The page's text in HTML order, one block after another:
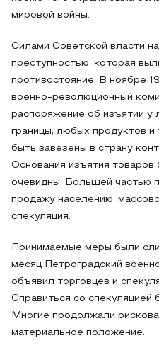
мировой войны.
Силами Советской власти
преступностью, которая
противостояние. В ноябре
военно-революционный
распоряжение об изъятии у
границы, любых продуктов и
быть завезены в страну
Основания изъятия
очевидны. Большей частью
продажу населению,
спекуляция.
Принимаемые меры были
месяц Петроградский
объявил торговцев и
Справиться со
Многие продолжали
материальное положение.